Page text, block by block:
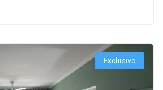
Exclusivo